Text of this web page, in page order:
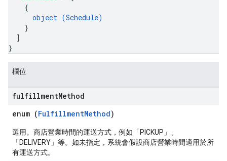
{
object (Schedule)
}
]
}
欄位
fulfillmentMethod
enum (FulfillmentMethod)
選用。商店營業時間的運送方式，例如「PICKUP」、
「DELIVERY」等。如未指定，系統會假設商店營業時間適用於所
有運送方式。